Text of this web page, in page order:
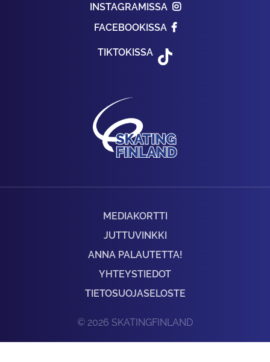
INSTAGRAMISSA
FACEBOOKISSA
TIKTOKISSA
MEDIAKORTTI
JUTTUVINKKI
ANNA PALAUTETTA!
YHTEYSTIEDOT
TIETOSUOJASELOSTE
© 2026 SKATINGFINLAND